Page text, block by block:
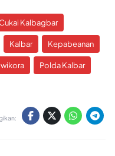
Kalbagbar
Kalbar Kepabeanan
Polda Kalbar